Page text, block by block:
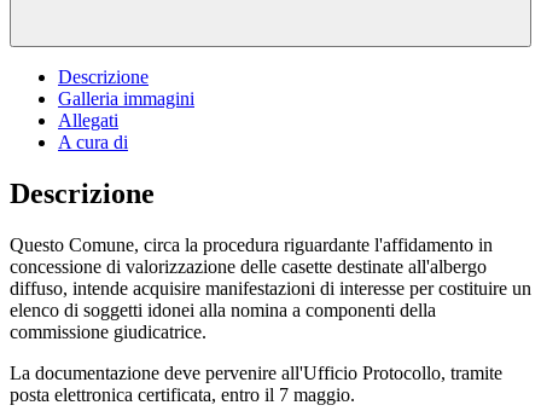
Descrizione
Galleria immagini
Allegati
A cura di
Descrizione
Questo Comune, circa la procedura riguardante l'affidamento in
concessione di valorizzazione delle casette destinate all'albergo
diffuso, intende acquisire manifestazioni di interesse per costituire un
elenco di soggetti idonei alla nomina a componenti della
commissione giudicatrice.
La documentazione deve pervenire all'Ufficio Protocollo, tramite
posta elettronica certificata, entro il 7 maggio.